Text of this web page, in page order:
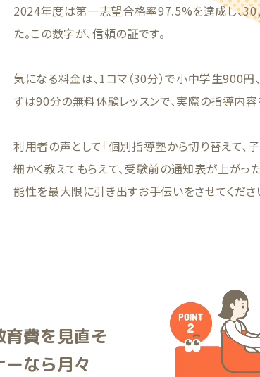
2024年度は第一志望合格率97.5%を達成し、
た。この数字が、信頼の証です。
気になる料金は、1コマ（30分）で小中学生900
ずは90分の無料体験レッスンで、実際の指導内容
利用者の声として「個別指導塾から切り替えて、子
細かく教えてもらえて、受験前の通知表が上がっ
能性を最大限に引き出すお手伝いをさせてくださ
費を見直そ
ーなら月々